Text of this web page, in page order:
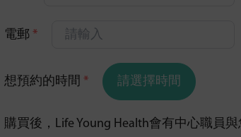
電郵*
想預約的時間* 請選擇時間
購買後，Life Young Health會有中心職員